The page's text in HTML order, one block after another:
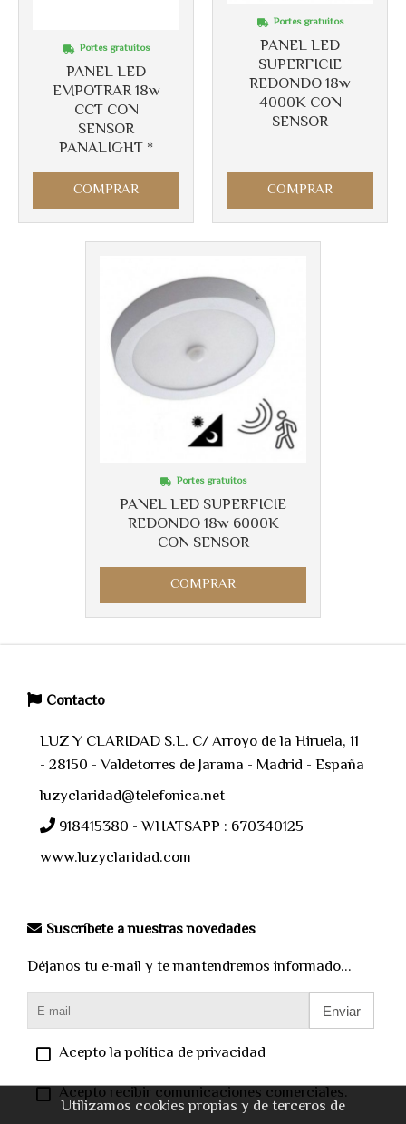
PANEL LED
EMPOTRAR 18w
CCT CON
SENSOR
PANALIGHT *
Portes gratuitos
COMPRAR
PANEL LED
SUPERFICIE
REDONDO 18w
4000K CON
SENSOR
Portes gratuitos
COMPRAR
PANEL LED SUPERFICIE
REDONDO 18w 6000K
CON SENSOR
Portes gratuitos
COMPRAR
Contacto
LUZ Y CLARIDAD S.L. C/ Arroyo de la Hiruela, 11
- 28150 - Valdetorres de Jarama - Madrid - España
luzyclaridad@telefonica.net
918415380 - WHATSAPP : 670340125
www.luzyclaridad.com
Suscríbete a nuestras novedades
Déjanos tu e-mail y te mantendremos informado...
Enviar
Acepto la política de privacidad
Acepto recibir comunicaciones comerciales.
Utilizamos cookies propias y de terceros de